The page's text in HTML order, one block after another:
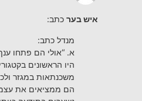
איש בער כתב:
מנדל כתב:
א. “אולי הם פתחו
היו הראשונים
משכנתאות במגזר
הם ממציאים את